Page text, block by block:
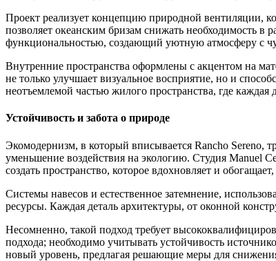
Проект реализует концепцию природной вентиляции,
позволяет океанским бризам снижать необходимость в
функциональностью, создающий уютную атмосферу с
Внутренние пространства оформлены с акцентом на
не только улучшает визуальное восприятие, но и
неотъемлемой частью жилого пространства, где
Устойчивость и забота о природе
Экомодернизм, в который вписывается Rancho Sereno,
уменьшение воздействия на экологию. Студия Manuel
создать пространство, которое вдохновляет и
Системы навесов и естественное затемнение,
ресурсы. Каждая деталь архитектуры, от оконной
Несомненно, такой подход требует
подхода; необходимо учитывать устойчивость
новый уровень, предлагая решающие меры для